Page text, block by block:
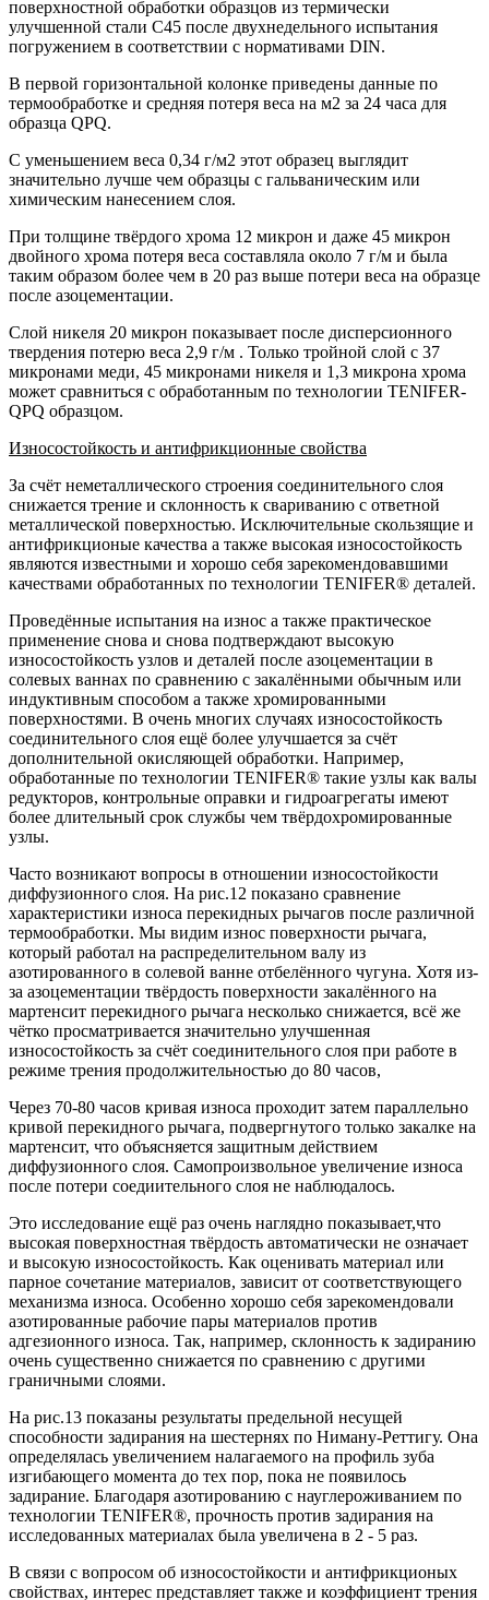
поверхностной обработки образцов из термически
улучшенной стали С45 после двухнедельного испытания
погружением в соответствии с нормативами DIN.
В первой горизонтальной колонке приведены данные по
термообработке и средняя потеря веса на м2 за 24 часа для
образца QPQ.
С уменьшением веса 0,34 г/м2 этот образец выглядит
значительно лучше чем образцы с гальваническим или
химическим нанесением слоя.
При толщине твёрдого хрома 12 микрон и даже 45 микрон
двойного хрома потеря веса составляла около 7 г/м и была
таким образом более чем в 20 раз выше потери веса на образце
после азоцементации.
Слой никеля 20 микрон показывает после дисперсионного
твердения потерю веса 2,9 г/м . Только тройной слой с 37
микронами меди, 45 микронами никеля и 1,3 микрона хрома
может сравниться с обработанным по технологии TENIFER-
QPQ образцом.
Износостойкость и антифрикционные свойства
За счёт неметаллического строения соединительного слоя
снижается трение и склонность к свариванию с ответной
металлической поверхностью. Исключительные скользящие и
антифрикционые качества а также высокая износостойкость
являются известными и хорошо себя зарекомендовавшими
качествами обработанных по технологии TENIFER® деталей.
Проведённые испытания на износ а также практическое
применение снова и снова подтверждают высокую
износостойкость узлов и деталей после азоцементации в
солевых ваннах по сравнению с закалёнными обычным или
индуктивным способом а также хромированными
поверхностями. В очень многих случаях износостойкость
соединительного слоя ещё более улучшается за счёт
дополнительной окисляющей обработки. Например,
обработанные по технологии TENIFER® такие узлы как валы
редукторов, контрольные оправки и гидроагрегаты имеют
более длительный срок службы чем твёрдохромированные
узлы.
Часто возникают вопросы в отношении износостойкости
диффузионного слоя. На рис.12 показано сравнение
характеристики износа перекидных рычагов после различной
термообработки. Мы видим износ поверхности рычага,
который работал на распределительном валу из
азотированного в солевой ванне отбелённого чугуна. Хотя из-
за азоцементации твёрдость поверхности закалённого на
мартенсит перекидного рычага несколько снижается, всё же
чётко просматривается значительно улучшенная
износостойкость за счёт соединительного слоя при работе в
режиме трения продолжительностью до 80 часов,
Через 70-80 часов кривая износа проходит затем параллельно
кривой перекидного рычага, подвергнутого только закалке на
мартенсит, что объясняется защитным действием
диффузионного слоя. Самопроизвольное увеличение износа
после потери соедиительного слоя не наблюдалось.
Это исследование ещё раз очень наглядно показывает,что
высокая поверхностная твёрдость автоматически не означает
и высокую износостойкость. Как оценивать материал или
парное сочетание материалов, зависит от соответствующего
механизма износа. Особенно хорошо себя зарекомендовали
азотированные рабочие пары материалов против
адгезионного износа. Так, например, склонность к задиранию
очень существенно снижается по сравнению с другими
граничными слоями.
На рис.13 показаны результаты предельной несущей
способности задирания на шестернях по Ниману-Реттигу. Она
определялась увеличением налагаемого на профиль зуба
изгибающего момента до тех пор, пока не появилось
задирание. Благодаря азотированию с науглероживанием по
технологии TENIFER®, прочность против задирания на
исследованных материалах была увеличена в 2 - 5 раз.
В связи с вопросом об износостойкости и антифрикционых
свойствах, интерес представляет также и коэффициент трения